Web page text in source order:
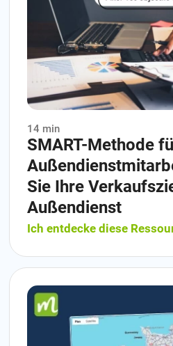
14 min
SMART-Methode
Sie Ihre
Außendienst
Ich entdecke diese